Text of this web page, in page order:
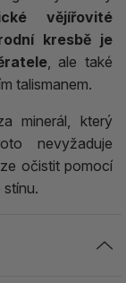
vějířovité
kresbě je
, ale také
talismanem.
minerál, který
nevyžaduje
očistit pomocí